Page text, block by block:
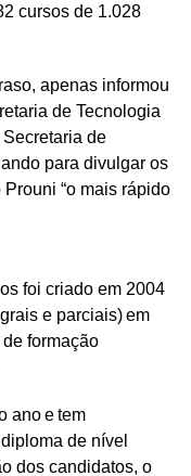
cursos de 1.028
apenas informou
de Tecnologia
de
para divulgar os
“o mais rápido
foi criado em 2004
e parciais) em
formação
ano e tem
de nível
dos candidatos, o